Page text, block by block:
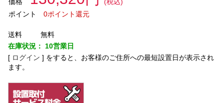
ポイント
0ポイント還元
送料
無料
在庫状況： 10営業日
[ ログイン ] をすると、お客様のご住所への最短設置日が表示され
ます。